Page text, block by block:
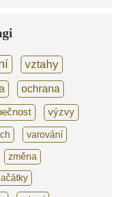
vztahy
ochrana
výzvy
varování
změna